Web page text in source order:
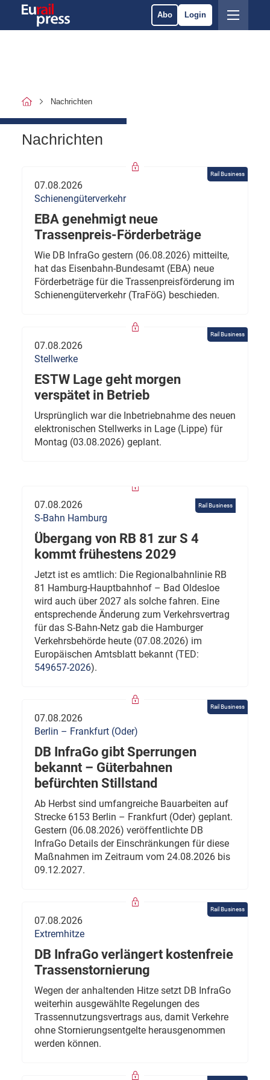
Abo Login
Nachrichten
Nachrichten
Rail Business
07.08.2026
Schienengüterverkehr
EBA genehmigt neue
Trassenpreis-Förderbeträge
Wie DB InfraGo gestern (06.08.2026) mitteilte,
hat das Eisenbahn-Bundesamt (EBA) neue
Förderbeträge für die Trassenpreisförderung im
Schienengüterverkehr (TraFöG) beschieden.
Rail Business
07.08.2026
Stellwerke
ESTW Lage geht morgen
verspätet in Betrieb
Ursprünglich war die Inbetriebnahme des neuen
elektronischen Stellwerks in Lage (Lippe) für
Montag (03.08.2026) geplant.
Rail Business
07.08.2026
S-Bahn Hamburg
Übergang von RB 81 zur S 4
kommt frühestens 2029
Jetzt ist es amtlich: Die Regionalbahnlinie RB
81 Hamburg-Hauptbahnhof – Bad Oldesloe
wird auch über 2027 als solche fahren. Eine
entsprechende Änderung zum Verkehrsvertrag
für das S-Bahn-Netz gab die Hamburger
Verkehrsbehörde heute (07.08.2026) im
Europäischen Amtsblatt bekannt (TED:
549657-2026).
Rail Business
07.08.2026
Berlin – Frankfurt (Oder)
DB InfraGo gibt Sperrungen
bekannt – Güterbahnen
befürchten Stillstand
Ab Herbst sind umfangreiche Bauarbeiten auf
Strecke 6153 Berlin – Frankfurt (Oder) geplant.
Gestern (06.08.2026) veröffentlichte DB
InfraGo Details der Einschränkungen für diese
Maßnahmen im Zeitraum vom 24.08.2026 bis
09.12.2027.
Rail Business
07.08.2026
Extremhitze
DB InfraGo verlängert kostenfreie
Trassenstornierung
Wegen der anhaltenden Hitze setzt DB InfraGo
weiterhin ausgewählte Regelungen des
Trassennutzungsvertrags aus, damit Verkehre
ohne Stornierungsentgelte herausgenommen
werden können.